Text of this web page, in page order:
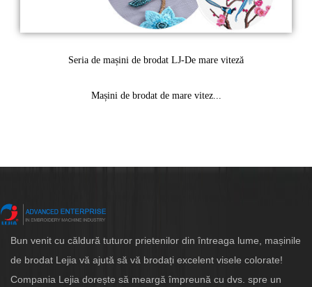
Seria de mașini de brodat LJ-De mare viteză
Mașini de brodat de mare vitez...
Bun venit cu căldură tuturor prietenilor din întreaga lume, mașinile
de brodat Lejia vă ajută să vă brodați excelent visele colorate!
Compania Lejia dorește să meargă împreună cu dvs. spre un